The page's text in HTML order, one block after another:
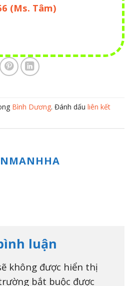
(Ms. Tâm)
Bình Dương. Đánh dấu liên kết
luận
không được hiển thị
bắt buộc được